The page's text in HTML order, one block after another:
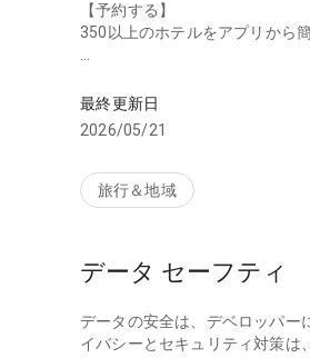
【予約する】
350以上のホテルをアプリから
マップでホテルの場所を確認で
【チェックインする】
【お得に泊まる】
【ポイントをチェックする】
ホテルチェーン東横INNの公式
最終更新日
2026/05/21
旅行＆地域
データ セーフティ
データの安全は、デベロッパー
イバシーとセキュリティ対策は